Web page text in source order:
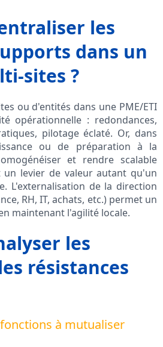
les
dans un
sites ?
ou d'entités dans une PME/ETI
opérationnelle : redondances,
pilotage éclaté. Or, dans
ou de préparation à la
et rendre scalable
un levier de valeur autant qu'un
L'externalisation de la direction
RH, IT, achats, etc.) permet un
maintenant l'agilité locale.
les
résistances
à mutualiser